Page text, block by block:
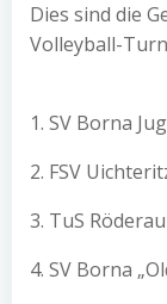
Dies sind die
Volleyball-
1. SV Borna
2. FSV
3. TuS Röderau
4. SV Borna